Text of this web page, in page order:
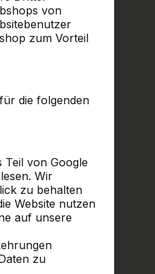
von
zum Vorteil
die folgenden
Teil von Google
Wir
zu behalten
Website nutzen
auf unsere
zu